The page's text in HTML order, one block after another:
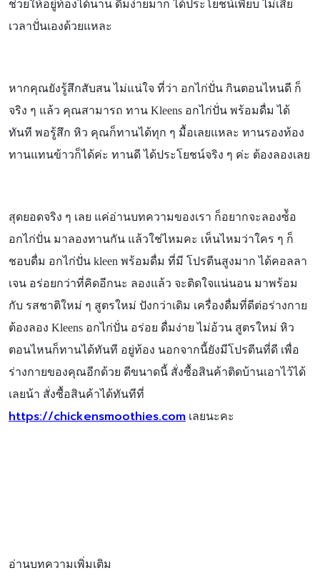
ช่วยให้อยู่ท้องได้นาน ดื่มง่ายมาก ได้ประโยชน์เพียบ ไม่เสีย
เวลาปั่นเองด้วยแหละ
หากคุณยังรู้สึกสับสน ไม่แน่ใจ ที่ว่า อกไก่ปั่น กินตอนไหนดี ก็
จริง ๆ แล้ว คุณสามารถ ทาน Kleens อกไก่ปั่น พร้อมดื่ม ได้
ทันที พอรู้สึก หิว คุณก็ทานได้ทุก ๆ มื้อเลยแหละ ทานรองท้อง
ทานแทนข้าวก็ได้ค่ะ ทานดี ได้ประโยชน์จริง ๆ ค่ะ ต้องลองเลย
สุดยอดจริง ๆ เลย แค่อ่านบทความของเรา ก็อยากจะลองซ์้อ
อกไก่ปั่น มาลองทานกัน แล้วใช่ไหมคะ เห็นไหมว่าใคร ๆ ก็
ชอบดื่ม อกไก่ปั่น kleen พร้อมดื่ม ที่มี โปรตีนสูงมาก ได้คอลลา
เจน อร่อยกว่าที่คิดอีกนะ ลองแล้ว จะติดใจแน่นอน มาพร้อม
กับ รสชาติใหม่ ๆ สูตรใหม่ ปังกว่าเดิม เครื่องดื่มที่ดีต่อร่างกาย
ต้องลอง Kleens อกไก่ปั่น อร่อย ดื่มง่าย ไม่อ้วน สูตรใหม่ หิว
ตอนไหนก็ทานได้ทันที อยู่ท้อง นอกจากนี้ยังมีโปรตีนที่ดี เพื่อ
ร่างกายของคุณอีกด้วย ดีขนาดนี้ สั่งซื้อสินค้าติดบ้านเอาไว้ได้
เลยน้า สั่งซื้อสินค้าได้ทันทีที่
https://chickensmoothies.com เลยนะคะ
อ่านบทความเพิ่มเติม